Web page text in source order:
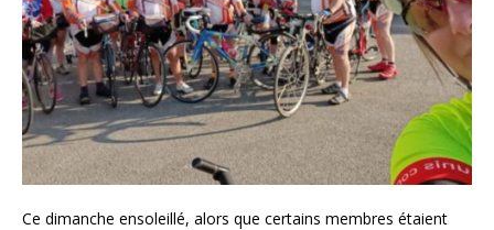
Ce dimanche ensoleillé, alors que certains membres étaient